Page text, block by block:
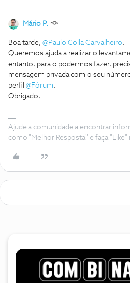
Mário P.
Boa tarde, ​ @Paulo Colla Carvalheiro.
Queremos ajuda a realizar o
entanto, para o podermos fazer,
mensagem privada com o seu
perfil ​ @Fórum.
Obrigado,
Ajude a comunidade a encontrar
como "Melhor Resposta" e faça